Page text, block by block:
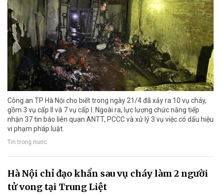
Công an TP Hà Nội cho biết trong ngày 21/4 đã xảy ra 10 vụ cháy,
gồm 3 vụ cấp II và 7 vụ cấp I. Ngoài ra, lực lượng chức năng tiếp
nhận 37 tin báo liên quan ANTT, PCCC và xử lý 3 vụ việc có dấu hiệu
vi phạm pháp luật.
Tin trong nước
Hà Nội chỉ đạo khẩn sau vụ cháy làm 2 người
tử vong tại Trung Liệt